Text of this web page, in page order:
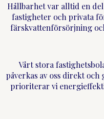
Hållbarhet var alltid en
fastigheter och privata
färskvattenförsörjning
Vårt stora
påverkas av oss direkt
prioriterar vi